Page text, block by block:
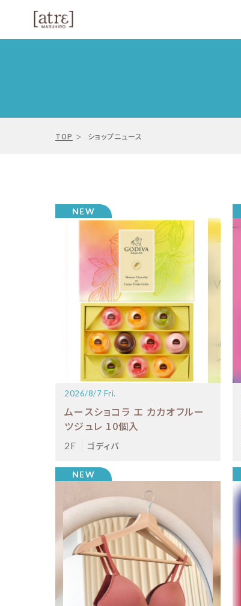
TOP ショップニュース
2026/8/7 Fri.
ムースショコラ エ カカオフルー
ツジュレ 10個入
2F ゴディバ